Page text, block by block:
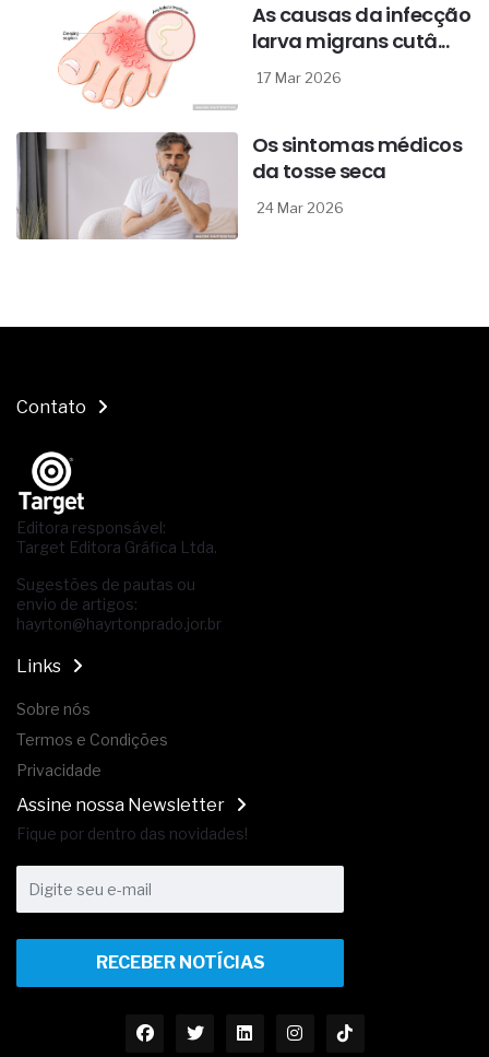
As causas da infecção
larva migrans cutâ...
17 Mar 2026
Os sintomas médicos
da tosse seca
24 Mar 2026
Contato
Editora responsável:
Target Editora Gráfica Ltda.
Sugestões de pautas ou
envio de artigos:
hayrton@hayrtonprado.jor.br
Links
Sobre nós
Termos e Condições
Privacidade
Assine nossa Newsletter
Fique por dentro das novidades!
RECEBER NOTÍCIAS